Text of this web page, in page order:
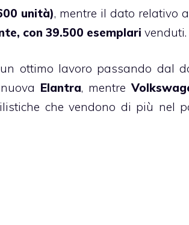
unità), mentre il dato relativo
con 39.500 esemplari venduti.
ottimo lavoro passando dal
Elantra, mentre
che vendono di più nel